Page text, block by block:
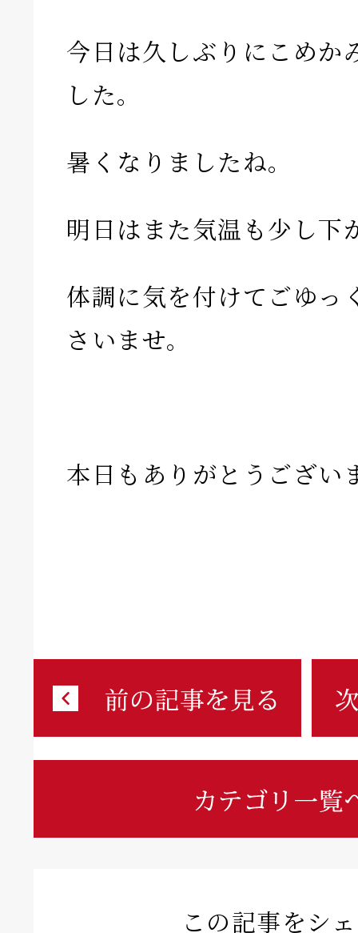
今日は久しぶりにこめか
した。
暑くなりましたね。
明日はまた気温も少し下
体調に気を付けてごゆっ
さいませ。
本日もありがとうござい
この記事をシ